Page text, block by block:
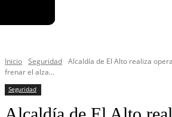
Inicio Seguridad Alcaldía de El Alto realiza
frenar el alza...
Seguridad